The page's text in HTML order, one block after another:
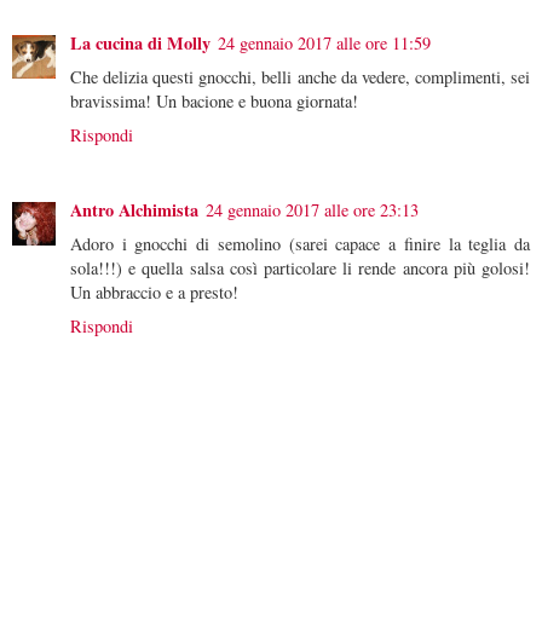
La cucina di Molly 24 gennaio 2017 alle ore 11:59
Che delizia questi gnocchi, belli anche da vedere, complimenti, sei
bravissima! Un bacione e buona giornata!
Rispondi
Antro Alchimista 24 gennaio 2017 alle ore 23:13
Adoro i gnocchi di semolino (sarei capace a finire la teglia da
sola!!!) e quella salsa così particolare li rende ancora più golosi!
Un abbraccio e a presto!
Rispondi